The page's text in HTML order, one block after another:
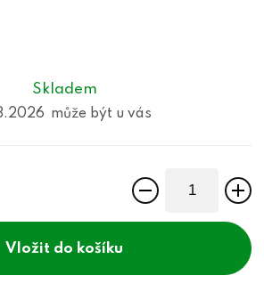
Skladem
do košíku